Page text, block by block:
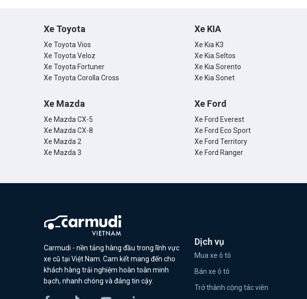
Xe Toyota
Xe Toyota Vios
Xe Toyota Veloz
Xe Toyota Fortuner
Xe Toyota Corolla Cross
Xe KIA
Xe Kia K3
Xe Kia Seltos
Xe Kia Sorento
Xe Kia Sonet
Xe Mazda
Xe Mazda CX-5
Xe Mazda CX-8
Xe Mazda 2
Xe Mazda 3
Xe Ford
Xe Ford Everest
Xe Ford Eco Sport
Xe Ford Territory
Xe Ford Ranger
Carmudi - nền tảng hàng đầu trong lĩnh vực
xe cũ tại Việt Nam. Cam kết mang đến cho
khách hàng trải nghiệm hoàn toàn minh
bạch, nhanh chóng và đáng tin cậy.
Dịch vụ
Mua xe ô tô
Bán xe ô tô
Trở thành cộng tác viên